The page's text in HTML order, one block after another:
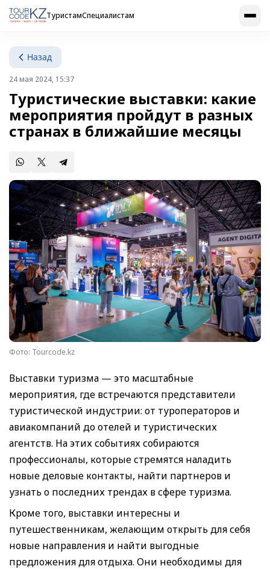
ТуристамСпециалистам
Назад
24 мая 2024, 15:37
Туристические выставки: какие
мероприятия пройдут в разных
странах в ближайшие месяцы
Фото: Tourcode.kz
Выставки туризма — это масштабные
мероприятия, где встречаются представители
туристической индустрии: от туроператоров и
авиакомпаний до отелей и туристических
агентств. На этих событиях собираются
профессионалы, которые стремятся наладить
новые деловые контакты, найти партнеров и
узнать о последних трендах в сфере туризма.
Кроме того, выставки интересны и
путешественникам, желающим открыть для себя
новые направления и найти выгодные
предложения для отдыха. Они необходимы для